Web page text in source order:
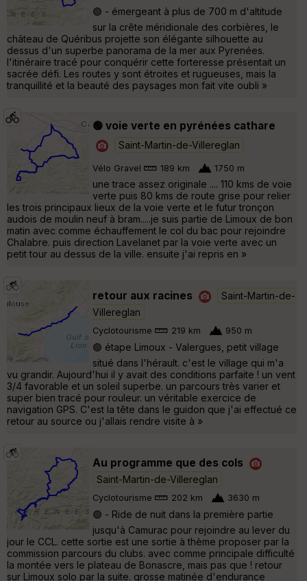
🟢 - émergeant à plus de 700 m d'altitude
sur la crête méridionale des corbières, le
château de Quéribus projette son élégante silhouette au
dessus d'un superbe panorama de la mer aux Pyrenées.
l'itinéraire tracé pour conquérir cette forteresse présentait un
sacrée défi. Les routes y sont étroites et rugueuses, mais la
tranquillité et la beauté des paysages mon fait vite oubli »
🟢 voie verte en pyrénées cathare
Saint-Martin-de-Villereglan
Vélo Gravel 189 km 1750 m
une trace assez originale .... 110 kms de voie
verte puis 80 kms de route grise pour relier
les trois principaux lieux de la voie verte et le futur tronçon
audois de moulin neuf à bram.....je suis partie de Limoux de bon
matin avec comme échauffement le col du bac pour rejoindre
Chalabre. puis direction Lavelanet par la voie verte avec un
petit tour au dessus de la ville. ensuite j'ai repris en »
retour aux racines
Saint-Martin-de-
Villereglan
Cyclotourisme 219 km 950 m
🟢 étape Limoux - Valergues, petit village
situé dans l'hérault. c'est le village qui m'a
vu grandir. Aujourd'hui il y avait des conditions parfaite ! un vent
3/4 favorable et un soleil superbe. un parcours très varier et
super bien tracé pour rouleur. un véritable exercice de
navigation GPS. C'est la tête dans le guidon que j'ai effectué ce
retour au source ou j'allais rendre visite à »
Au programme que des cols
Saint-Martin-de-Villereglan
Cyclotourisme 202 km 3630 m
🟢 - Ride de nuit dans la première partie
jusqu'à Camurac pour rejoindre au lever du
jour le CCL. cette sortie est une sortie à thème proposer par la
commission parcours du clubs. avec comme principale difficulté
la montée vers le plateau de Bonascre, mais pas que ! retour
sur Limoux solo par la suite. grosse matinée d'endurance